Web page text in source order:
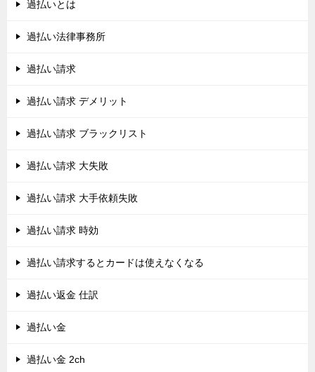
過払いとは
過払い法律事務所
過払い請求
過払い請求 デメリット
過払い請求 ブラックリスト
過払い請求 大失敗
過払い請求 大手依頼失敗
過払い請求 時効
過払い請求するとカードは使えなくなる
過払い返金 仕訳
過払い金
過払い金 2ch